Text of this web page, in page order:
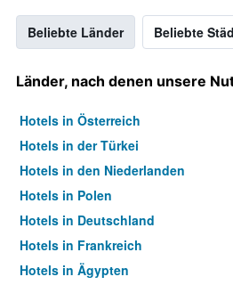
Beliebte Länder Beliebte
Länder, nach denen unsere
Hotels in Österreich
Hotels in der Türkei
Hotels in den Niederlanden
Hotels in Polen
Hotels in Deutschland
Hotels in Frankreich
Hotels in Ägypten